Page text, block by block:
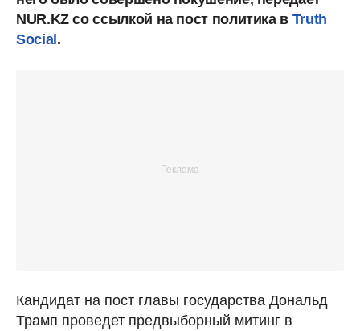
NUR.KZ со ссылкой на пост политика в Truth
Social.
Кандидат на пост главы государства Дональд
Трамп проведет предвыборный митинг в